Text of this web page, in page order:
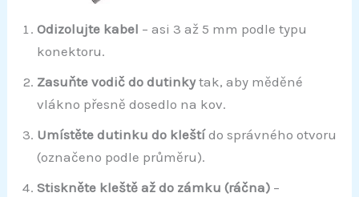
Odizolujte kabel – asi 3 až 5 mm podle typu
konektoru.
Zasuňte vodič do dutinkytak, aby měděné
vlákno přesně dosedlo na kov.
Umístěte dutinku do kleštído správného otvoru
(označeno podle průměru).
Stiskněte kleště až do zámku (ráčna) –